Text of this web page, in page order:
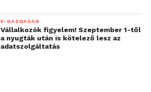
E-GAZDASÁG
Vállalkozók figyelem! Szeptember 1-től
a nyugták után is kötelező lesz az
adatszolgáltatás